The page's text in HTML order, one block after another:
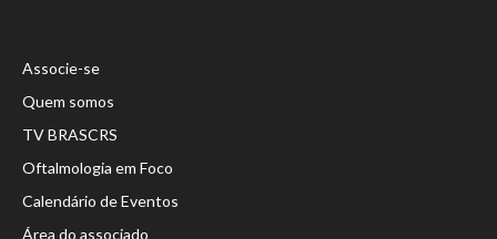
Associe-se
Quem somos
TV BRASCRS
Oftalmologia em Foco
Calendário de Eventos
Área do associado